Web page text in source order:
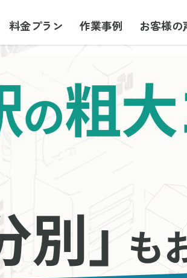
料金プラン 作業事例 お客様の
の粗
別」も